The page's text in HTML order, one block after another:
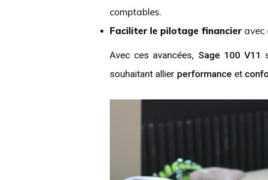
comptables.
Faciliter le pilotage financier avec
Avec ces avancées, Sage 100 V11
souhaitant allier performance et